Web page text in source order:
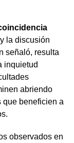
y la discusión
señaló, resulta
inquietud
abriendo
que beneficien a
observados en